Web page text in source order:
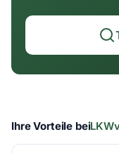
Ihre Vorteile bei